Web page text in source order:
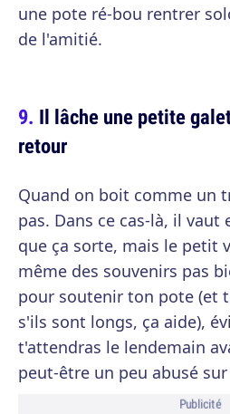
une pote ré-bou rentrer
de l'amitié.
Il lâche une petite
retour
Quand on boit comme un
pas. Dans ce cas-là, il
que ça sorte, mais le petit
même des souvenirs pas
pour soutenir ton pote (et
s'ils sont longs, ça aide),
t'attendras le lendemain
peut-être un peu abusé
Publicité